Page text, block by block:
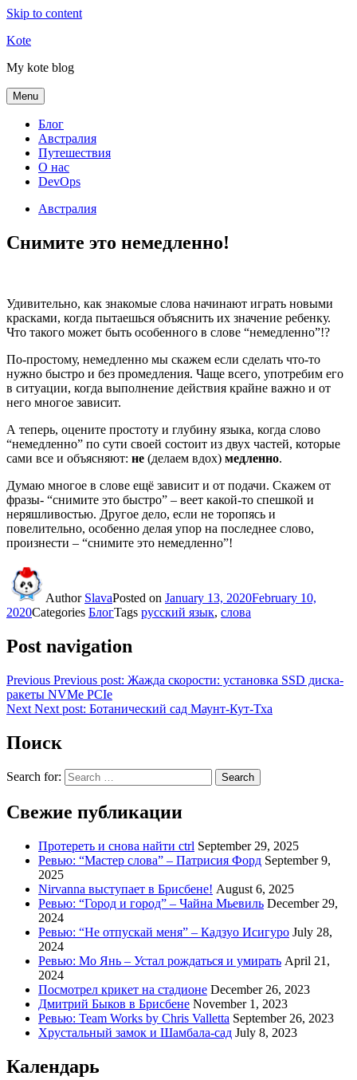
Skip to content
Kote
My kote blog
Menu
Блог
Австралия
Путешествия
О нас
DevOps
Австралия
Снимите это немедленно!
Удивительно, как знакомые слова начинают играть новыми
красками, когда пытаешься объяснить их значение ребенку.
Что такого может быть особенного в слове “немедленно”!?
По-простому, немедленно мы скажем если сделать что-то
нужно быстро и без промедления. Чаще всего, употребим его
в ситуации, когда выполнение действия крайне важно и от
него многое зависит.
А теперь, оцените простоту и глубину языка, когда слово
“немедленно” по сути своей состоит из двух частей, которые
сами все и объясняют: не (делаем вдох) медленно.
Думаю многое в слове ещё зависит и от подачи. Скажем от
фразы- “снимите это быстро” – веет какой-то спешкой и
неряшливостью. Другое дело, если не торопясь и
повелительно, особенно делая упор на последнее слово,
произнести – “снимите это немедленно”!
Author SlavaPosted on January 13, 2020February 10,
2020Categories БлогTags русский язык, слова
Post navigation
Previous Previous post: Жажда скорости: установка SSD диска-
ракеты NVMe PCIe
Next Next post: Ботанический сад Маунт-Кут-Тха
Поиск
Search for: Search
Свежие публикации
Протереть и снова найти ctrl September 29, 2025
Ревью: “Мастер слова” – Патрисия Форд September 9,
2025
Nirvanna выступает в Брисбене! August 6, 2025
Ревью: “Город и город” – Чайна Мьевиль December 29,
2024
Ревью: “Не отпускай меня” – Кадзуо Исигуро July 28,
2024
Ревью: Мо Янь – Устал рождаться и умирать April 21,
2024
Посмотрел крикет на стадионе December 26, 2023
Дмитрий Быков в Брисбене November 1, 2023
Ревью: Team Works by Chris Valletta September 26, 2023
Хрустальный замок и Шамбала-сад July 8, 2023
Календарь